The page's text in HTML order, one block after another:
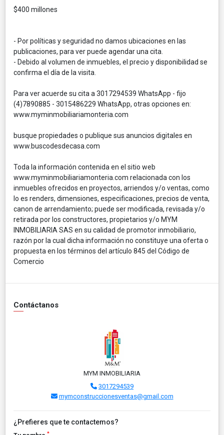
$400 millones
- Por políticas y seguridad no damos ubicaciones en las
publicaciones, para ver puede agendar una cita.
- Debido al volumen de inmuebles, el precio y disponibilidad se
confirma el día de la visita.
Para ver acuerde su cita a 3017294539 WhatsApp - fijo
(4)7890885 - 3015486229 WhatsApp, otras opciones en:
www.myminmobiliariamonteria.com
busque propiedades o publique sus anuncios digitales en
www.buscodesdecasa.com
Toda la información contenida en el sitio web
www.myminmobiliariamonteria.com relacionada con los
inmuebles ofrecidos en proyectos, arriendos y/o ventas, como
lo es renders, dimensiones, especificaciones, precios de venta,
canon de arrendamiento; puede ser modificada, revisada y/o
retirada por los constructores, propietarios y/o MYM
INMOBILIARIA SAS en su calidad de promotor inmobiliario,
razón por la cual dicha información no constituye una oferta o
propuesta en los términos del artículo 845 del Código de
Comercio
Contáctanos
MYM INMOBILIARIA
3017294539
mymconstruccionesventas@gmail.com
¿Prefieres que te contactemos?
*